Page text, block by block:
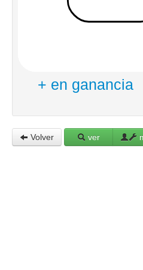
+ en ganancia
Volver ver